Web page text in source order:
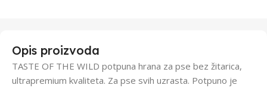
Opis proizvoda
TASTE OF THE WILD potpuna hrana za pse bez žitarica,
ultrapremium kvaliteta. Za pse svih uzrasta. Potpuno je